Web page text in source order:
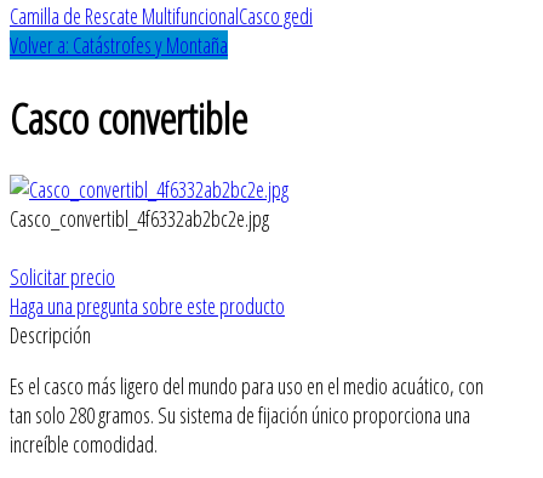
Camilla de Rescate MultifuncionalCasco gedi
Volver a: Catástrofes y Montaña
Casco convertible
Casco_convertibl_4f6332ab2bc2e.jpg
Solicitar precio
Haga una pregunta sobre este producto
Descripción
Es el casco más ligero del mundo para uso en el medio acuático, con
tan solo 280 gramos. Su sistema de fijación único proporciona una
increíble comodidad.